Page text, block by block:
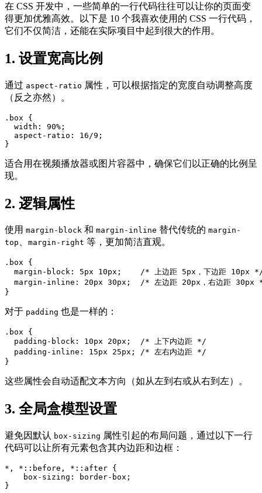
在 CSS 开发中，一些简单的一行代码往往可以让你的页面变
得更加优雅高效。以下是 10 个我喜欢使用的 CSS 一行代码，
它们不仅简洁，还能在实际项目中起到很大的作用。
1. 设置宽高比例
通过 aspect-ratio 属性，可以根据指定的宽度自动调整高度
（反之亦然）。
.box {
width: 90%;
aspect-ratio: 16/9;
}
适合用在视频播放器或图片容器中，确保它们以正确的比例呈
现。
2. 逻辑属性
使用 margin-block 和 margin-inline 替代传统的 margin-
top 、 margin-right 等，更加简洁直观。
.box {
margin-block: 5px 10px;    /* 上边距 5px，下边距 10px
margin-inline: 20px 30px;  /* 左边距 20px，右边距 30px
}
对于 padding 也是一样的：
.box {
padding-block: 10px 20px;  /* 上下内边距 */
padding-inline: 15px 25px; /* 左右内边距 */
}
这些属性会自动适配文本方向（如从左到右或从右到左）。
3. 全局盒模型设置
避免因默认 box-sizing 属性引起的布局问题，通过以下一行
代码可以让所有元素包含其内边距和边框：
*, *::before, *::after {
box-sizing: border-box;
}